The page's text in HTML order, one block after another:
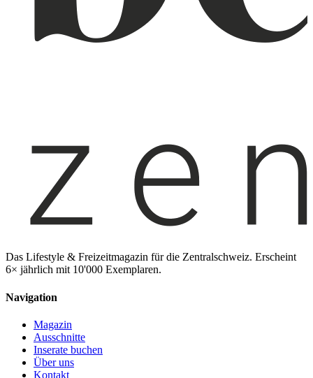
Das Lifestyle & Freizeitmagazin für die Zentralschweiz. Erscheint
6× jährlich mit 10'000 Exemplaren.
Navigation
Magazin
Ausschnitte
Inserate buchen
Über uns
Kontakt